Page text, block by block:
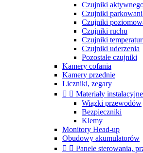
Czujniki
Czujniki
Czujniki
Czujniki ruchu
Czujniki
Czujniki uderzenia
Pozostałe czujniki
Kamery cofania
Kamery przednie
Liczniki, zegary
  Materiały instalacyjne
Wiązki przewodów
Bezpieczniki
Klemy
Monitory Head-up
Obudowy akumulatorów
  Panele sterowania,